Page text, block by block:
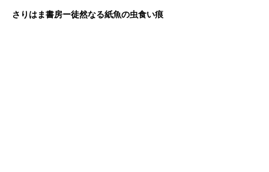
さりはま書房ー徒然なる紙魚の虫食い痕